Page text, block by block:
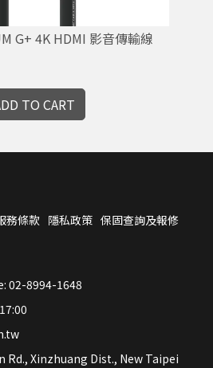
G+ 4K HDMI 影音傳輸線
TO CART
務條款 隱私政策 保固查詢及報修
02-8994-1648
Rd., Xinzhuang Dist., New Taipei